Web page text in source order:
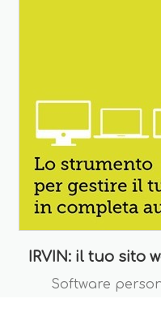
IRVIN: il tuo sito
Software